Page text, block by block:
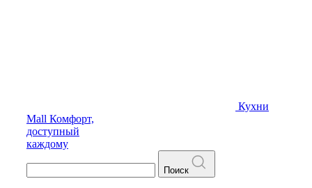
Кухни
Mall Комфорт,
доступный
каждому
Поиск